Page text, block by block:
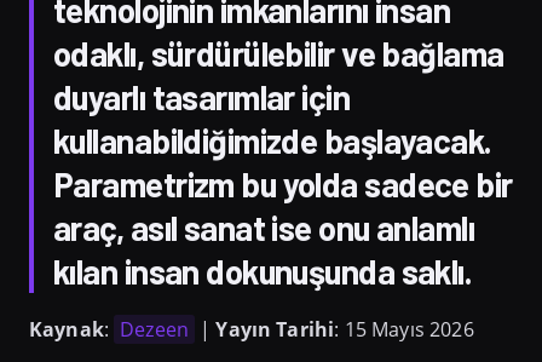
teknolojinin imkanlarını insan
odaklı, sürdürülebilir ve bağlama
duyarlı tasarımlar için
kullanabildiğimizde başlayacak.
Parametrizm bu yolda sadece bir
araç, asıl sanat ise onu anlamlı
kılan insan dokunuşunda saklı.
Kaynak: Dezeen |Yayın Tarihi: 15 Mayıs 2026